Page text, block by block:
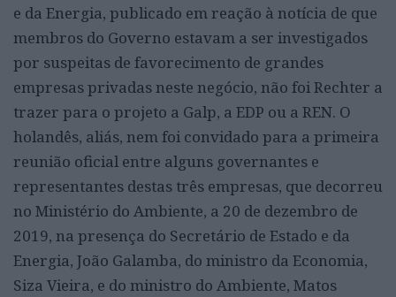
e da Energia, publicado em reação à notícia de que
membros do Governo estavam a ser investigados
por suspeitas de favorecimento de grandes
empresas privadas neste negócio, não foi Rechter a
trazer para o projeto a Galp, a EDP ou a REN. O
holandês, aliás, nem foi convidado para a primeira
reunião oficial entre alguns governantes e
representantes destas três empresas, que decorreu
no Ministério do Ambiente, a 20 de dezembro de
2019, na presença do Secretário de Estado e da
Energia, João Galamba, do ministro da Economia,
Siza Vieira, e do ministro do Ambiente, Matos